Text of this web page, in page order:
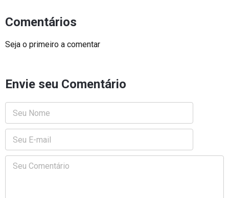
Comentários
Seja o primeiro a comentar
Envie seu Comentário